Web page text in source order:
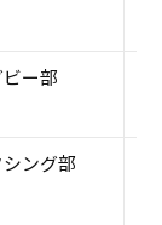
ビー部
シング部